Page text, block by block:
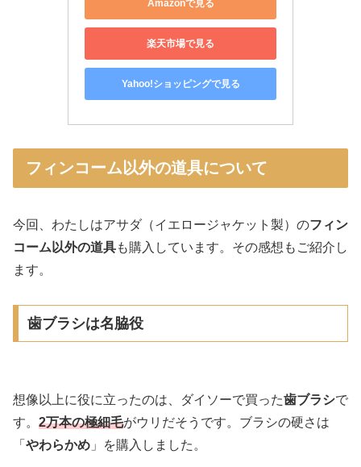
Amazonで見る
楽天市場で見る
Yahoo!ショッピングで見る
フィンコーム以外の道具について
今回、わたしはアサダ（イエロージャケット製）のフィン
コーム以外の道具も購入しています。その感想もご紹介し
ます。
歯ブラシは名脇役
想像以上に役に立ったのは、ダイソーで買った歯ブラシで
す。 2万本の極細毛がウリだそうです。ブラシの硬さは
「 やわらかめ 」を購入しました。